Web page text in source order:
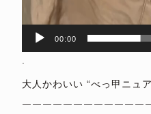
00:00
大人かわいい “べっ甲ニュ
￣￣￣￣￣￣￣￣￣￣￣￣